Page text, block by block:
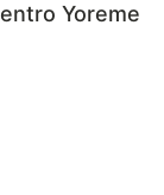
Yoreme